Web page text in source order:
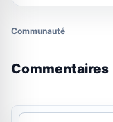
Communauté
Commentaires